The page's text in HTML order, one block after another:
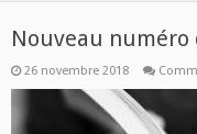
Nouveau numéro
26 novembre 2018